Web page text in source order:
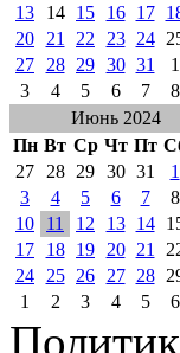
13
14 15 16 17
20
21 22 23 24
27
28 29 30 31 1
3
4 5 6 7 8
Июнь 2024
Пн Вт Ср Чт Пт
27
28 29 30 31 1
3
4 5 6 7 8
10
11 12 13 14
17
18 19 20 21
24
25 26 27 28
1
2 3 4 5 6